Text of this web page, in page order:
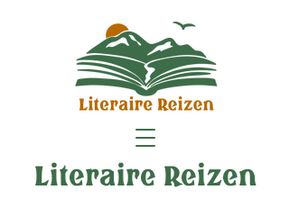
Literaire Reizen